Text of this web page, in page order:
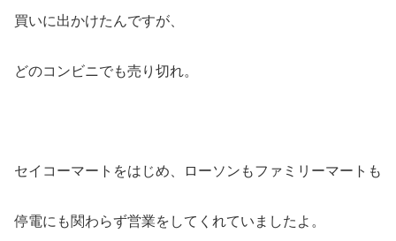
買いに出かけたんですが、
どのコンビニでも売り切れ。
セイコーマートをはじめ、ローソンもファミリーマートも
停電にも関わらず営業をしてくれていましたよ。